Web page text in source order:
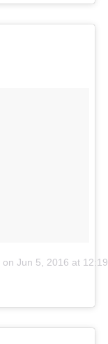
on Jun 5, 2016 at